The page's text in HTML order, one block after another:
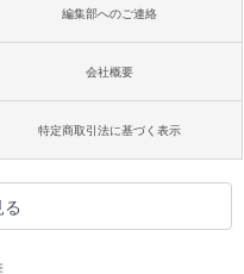
編集部へのご連絡
会社概要
特定商取引法に基づく表示
る